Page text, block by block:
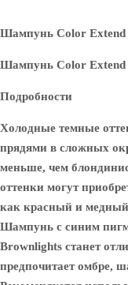
Шампунь Color Extend
Шампунь Color Extend
Подробности
Холодные темные
прядями в сложных
меньше, чем
оттенки могут
как красный и
Шампунь с синим
Brownlights станет
предпочитает омбре,